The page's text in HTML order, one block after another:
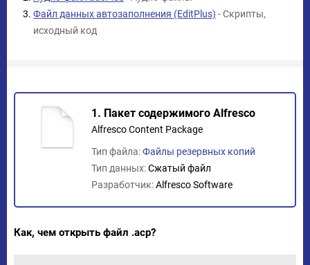
Файл данных автозаполнения (EditPlus) - Скрипты,
исходный код
1. Пакет содержимого Alfresco
Alfresco Content Package
Тип файла:Файлы резервных копий
Тип данных:Сжатый файл
Разработчик:Alfresco Software
Как, чем открыть файл .acp?